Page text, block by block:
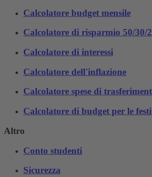
Calcolatore budget mensile
Calcolatore di risparmio 50/30/
Calcolatore di interessi
Calcolatore dell'inflazione
Calcolatore spese di
Calcolatore di budget per le
Altro
Conto studenti
Sicurezza